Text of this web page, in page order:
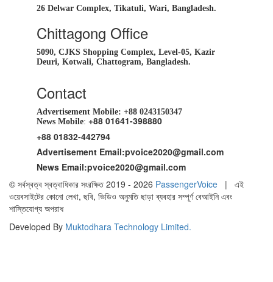
26 Delwar Complex, Tikatuli, Wari, Bangladesh.
Chittagong Office
5090, CJKS Shopping Complex, Level-05, Kazir
Deuri, Kotwali, Chattogram, Bangladesh.
Contact
Advertisement Mobile: +88 0243150347
News Mobile: +88 01641-398880
+88 01832-442794
Advertisement Email:pvoice2020@gmail.com
News Email:pvoice2020@gmail.com
© সর্বস্বত্ব স্বত্বাধিকার সংরক্ষিত 2019 - 2026 PassengerVoice | এই
ওয়েবসাইটের কোনো লেখা, ছবি, ভিডিও অনুমতি ছাড়া ব্যবহার সম্পূর্ণ বেআইনি এবং
শাস্তিযোগ্য অপরাধ
Developed By Muktodhara Technology Limited.